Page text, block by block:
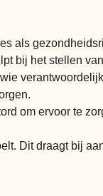
als
bij het stellen
om ervoor te
Dit draagt bij